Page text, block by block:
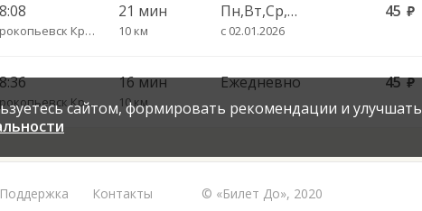
Прокопьевск Красный Углекоп
21 мин
10 км
Пн,Вт,Ср,Чт,Пт,Сб
с 02.01.2026
45 руб.
Прокопьевск Красный Углекоп
16 мин
10 км
Ежедневно 45 руб.
сайтом, формировать рекомендации и улучшать
Поддержка Контакты © «Билет До», 2020